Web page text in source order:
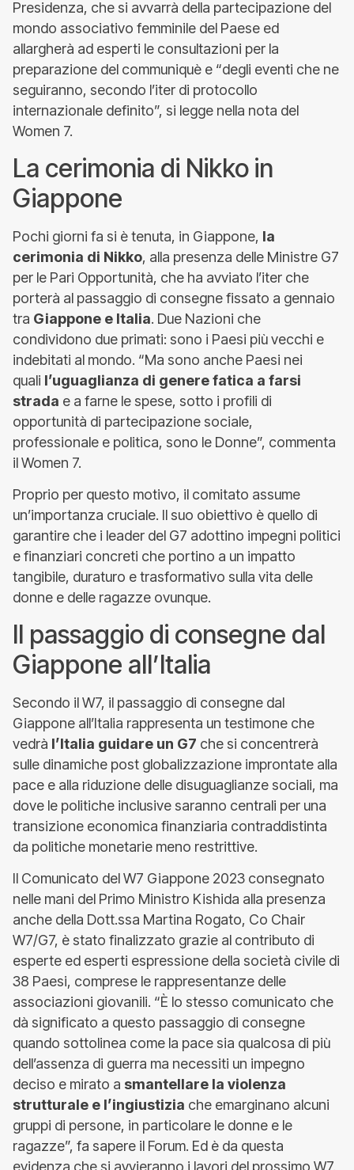
Presidenza, che si avvarrà della partecipazione del
mondo associativo femminile del Paese ed
allargherà ad esperti le consultazioni per la
preparazione del communiquè e “degli eventi che ne
seguiranno, secondo l’iter di protocollo
internazionale definito”, si legge nella nota del
Women 7.
La cerimonia di Nikko in
Giappone
Pochi giorni fa si è tenuta, in Giappone, la
cerimonia di Nikko, alla presenza delle Ministre G7
per le Pari Opportunità, che ha avviato l’iter che
porterà al passaggio di consegne fissato a gennaio
tra Giappone e Italia. Due Nazioni che
condividono due primati: sono i Paesi più vecchi e
indebitati al mondo. “Ma sono anche Paesi nei
quali l’uguaglianza di genere fatica a farsi
strada e a farne le spese, sotto i profili di
opportunità di partecipazione sociale,
professionale e politica, sono le Donne”, commenta
il Women 7.
Proprio per questo motivo, il comitato assume
un’importanza cruciale. Il suo obiettivo è quello di
garantire che i leader del G7 adottino impegni politici
e finanziari concreti che portino a un impatto
tangibile, duraturo e trasformativo sulla vita delle
donne e delle ragazze ovunque.
Il passaggio di consegne dal
Giappone all’Italia
Secondo il W7, il passaggio di consegne dal
Giappone all’Italia rappresenta un testimone che
vedrà l’Italia guidare un G7 che si concentrerà
sulle dinamiche post globalizzazione improntate alla
pace e alla riduzione delle disuguaglianze sociali, ma
dove le politiche inclusive saranno centrali per una
transizione economica finanziaria contraddistinta
da politiche monetarie meno restrittive.
Il Comunicato del W7 Giappone 2023 consegnato
nelle mani del Primo Ministro Kishida alla presenza
anche della Dott.ssa Martina Rogato, Co Chair
W7/G7, è stato finalizzato grazie al contributo di
esperte ed esperti espressione della società civile di
38 Paesi, comprese le rappresentanze delle
associazioni giovanili. “È lo stesso comunicato che
dà significato a questo passaggio di consegne
quando sottolinea come la pace sia qualcosa di più
dell’assenza di guerra ma necessiti un impegno
deciso e mirato a smantellare la violenza
strutturale e l’ingiustizia che emarginano alcuni
gruppi di persone, in particolare le donne e le
ragazze”, fa sapere il Forum. Ed è da questa
evidenza che si avvieranno i lavori del prossimo W7.